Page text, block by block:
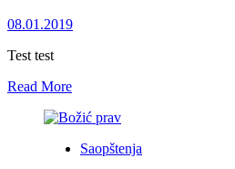
pobijeđen,
ikada
08.01.2019
Test test
Read MoreRead
about
Saopštenja